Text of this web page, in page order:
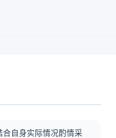
自身实际情况酌情采